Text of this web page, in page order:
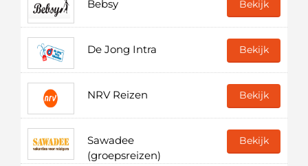
Bebsy Bekijk
De Jong Intra Bekijk
NRV Reizen Bekijk
Sawadee
(groepsreizen)
Bekijk